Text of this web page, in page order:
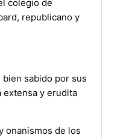
colegio de
republicano y
sabido por sus
extensa y erudita
onanismos de los